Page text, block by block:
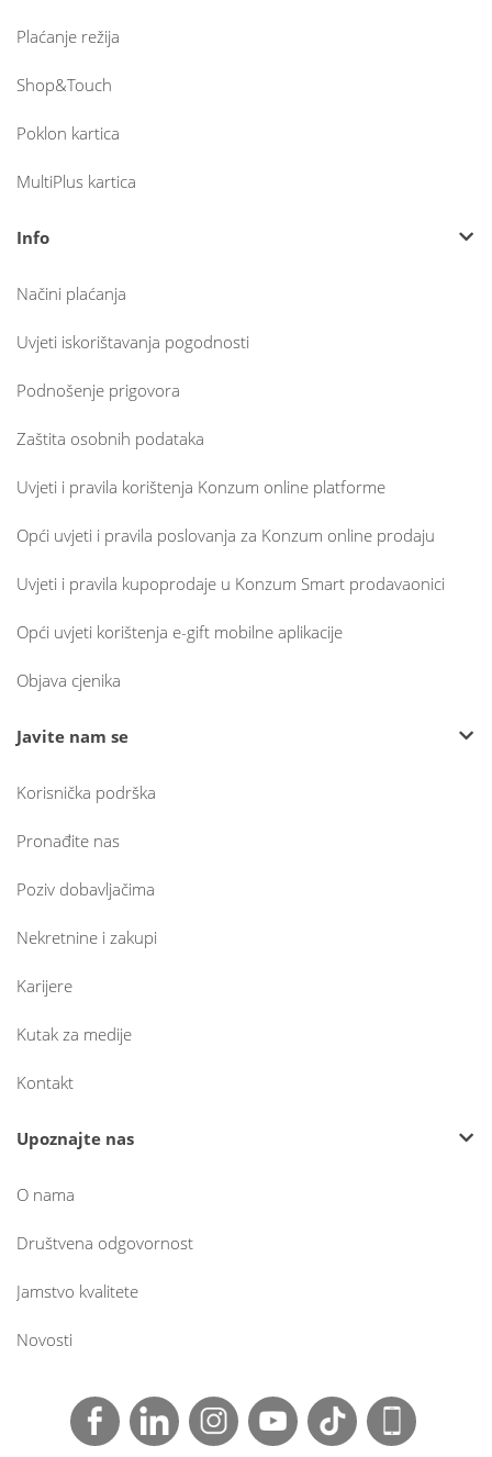
Plaćanje režija
Shop&Touch
Poklon kartica
MultiPlus kartica
Info
Načini plaćanja
Uvjeti iskorištavanja pogodnosti
Podnošenje prigovora
Zaštita osobnih podataka
Uvjeti i pravila korištenja Konzum online platforme
Opći uvjeti i pravila poslovanja za Konzum online prodaju
Uvjeti i pravila kupoprodaje u Konzum Smart prodavaonici
Opći uvjeti korištenja e-gift mobilne aplikacije
Objava cjenika
Javite nam se
Korisnička podrška
Pronađite nas
Poziv dobavljačima
Nekretnine i zakupi
Karijere
Kutak za medije
Kontakt
Upoznajte nas
O nama
Društvena odgovornost
Jamstvo kvalitete
Novosti